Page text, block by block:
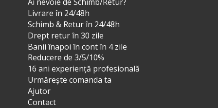
Livrare în 24/48h
Schimb & Retur în 24/48h
Drept retur în 30 zile
Banii înapoi în cont în 4 zile
Reducere de 3/5/10%
16 ani experiență profesională
Urmărește comanda ta
Ajutor
Contact